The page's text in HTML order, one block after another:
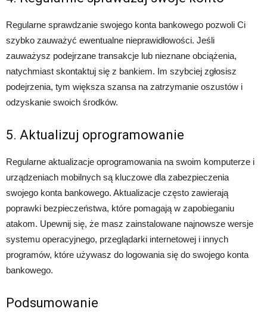
Regularne sprawdzanie swojego konta bankowego pozwoli Ci
szybko zauważyć ewentualne nieprawidłowości. Jeśli
zauważysz podejrzane transakcje lub nieznane obciążenia,
natychmiast skontaktuj się z bankiem. Im szybciej zgłosisz
podejrzenia, tym większa szansa na zatrzymanie oszustów i
odzyskanie swoich środków.
5. Aktualizuj oprogramowanie
Regularne aktualizacje oprogramowania na swoim komputerze i
urządzeniach mobilnych są kluczowe dla zabezpieczenia
swojego konta bankowego. Aktualizacje często zawierają
poprawki bezpieczeństwa, które pomagają w zapobieganiu
atakom. Upewnij się, że masz zainstalowane najnowsze wersje
systemu operacyjnego, przeglądarki internetowej i innych
programów, które używasz do logowania się do swojego konta
bankowego.
Podsumowanie